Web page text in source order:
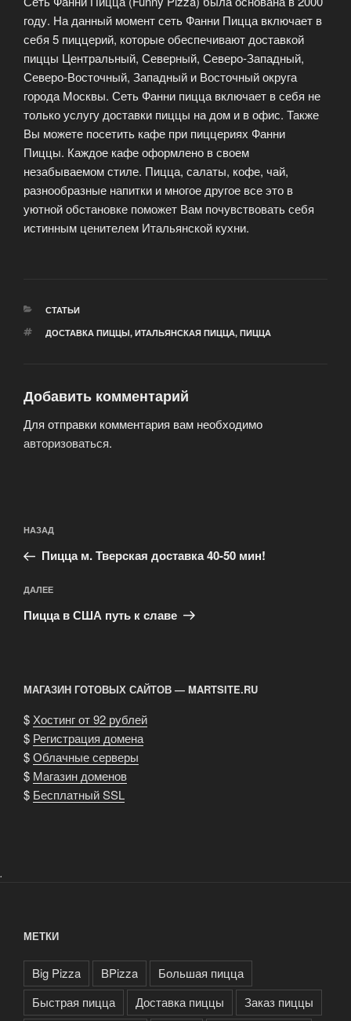
году. На данный момент сеть Фанни Пицца включает в
себя 5 пиццерий, которые обеспечивают доставкой
пиццы Центральный, Северный, Северо-Западный,
Северо-Восточный, Западный и Восточный округа
города Москвы. Сеть Фанни пицца включает в себя не
только услугу доставки пиццы на дом и в офис. Также
Вы можете посетить кафе при пиццериях Фанни
Пиццы. Каждое кафе оформлено в своем
незабываемом стиле. Пицца, салаты, кофе, чай,
разнообразные напитки и многое другое все это в
уютной обстановке поможет Вам почувствовать себя
истинным ценителем Итальянской кухни.
РУБРИКИ
СТАТЬИ
МЕТКИ
ДОСТАВКА ПИЦЦЫ, ИТАЛЬЯНСКАЯ ПИЦЦА, ПИЦЦА
Добавить комментарий
Для отправки комментария вам необходимо
авторизоваться.
по
записям
Предыдущая
запись:
НАЗАД
Пицца м. Тверская доставка 40-50 мин!
Следующая
запись
ДАЛЕЕ
Пицца в США путь к славе
МАГАЗИН ГОТОВЫХ САЙТОВ — MARTSITE.RU
$Хостинг от 92 рублей
$ Регистрация домена
$Облачные серверы
$ Магазин доменов
$ Бесплатный SSL
.
МЕТКИ
Big Pizza BPizza
Большая пицца
Быстрая пицца
Доставка пиццы
Заказ пиццы